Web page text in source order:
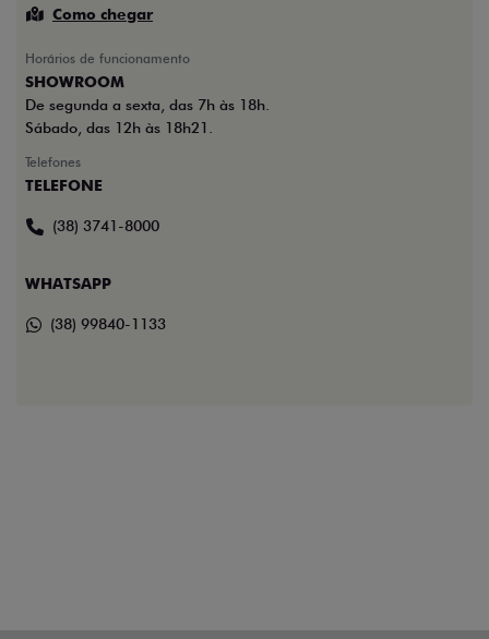
Como chegar
Horários de funcionamento
SHOWROOM
De segunda a sexta, das 7h às 18h.
Sábado, das 12h às 18h21.
Telefones
TELEFONE
(38) 3741-8000
WHATSAPP
(38) 99840-1133